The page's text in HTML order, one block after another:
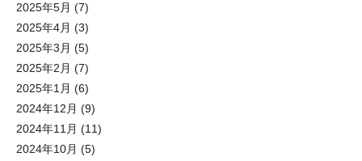
2025年5月 (7)
2025年4月 (3)
2025年3月 (5)
2025年2月 (7)
2025年1月 (6)
2024年12月 (9)
2024年11月 (11)
2024年10月 (5)